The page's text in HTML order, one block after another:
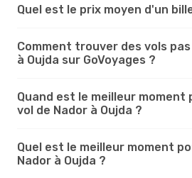
Quel est le prix moyen d'un
Comment trouver des vols
à Oujda sur GoVoyages ?
Quand est le meilleur moment
vol de Nador à Oujda ?
Quel est le meilleur moment
Nador à Oujda ?